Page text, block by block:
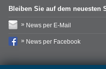
Bleiben Sie auf dem neuesten
News per E-Mail
News per Facebook